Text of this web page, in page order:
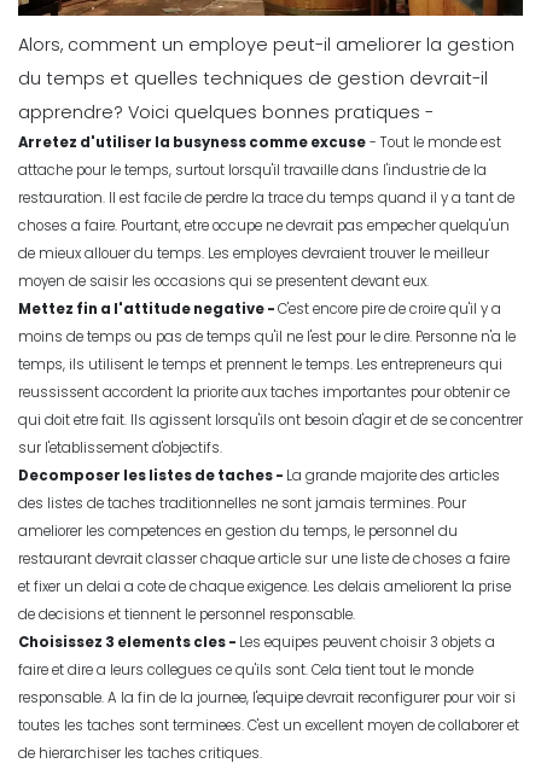
Alors, comment un employe peut-il ameliorer la gestion
du temps et quelles techniques de gestion devrait-il
apprendre? Voici quelques bonnes pratiques -
Arretez d'utiliser la busyness comme excuse- Tout le monde est
attache pour le temps, surtout lorsqu'il travaille dans l'industrie de la
restauration. Il est facile de perdre la trace du temps quand il y a tant de
choses a faire. Pourtant, etre occupe ne devrait pas empecher quelqu'un
de mieux allouer du temps. Les employes devraient trouver le meilleur
moyen de saisir les occasions qui se presentent devant eux.
Mettez fin a l'attitude negative -C'est encore pire de croire qu'il y a
moins de temps ou pas de temps qu'il ne l'est pour le dire. Personne n'a le
temps, ils utilisent le temps et prennent le temps. Les entrepreneurs qui
reussissent accordent la priorite aux taches importantes pour obtenir ce
qui doit etre fait. Ils agissent lorsqu'ils ont besoin d'agir et de se concentrer
sur l'etablissement d'objectifs.
Decomposer les listes de taches - La grande majorite des articles
des listes de taches traditionnelles ne sont jamais termines. Pour
ameliorer les competences en gestion du temps, le personnel du
restaurant devrait classer chaque article sur une liste de choses a faire
et fixer un delai a cote de chaque exigence. Les delais ameliorent la prise
de decisions et tiennent le personnel responsable.
Choisissez 3 elements cles - Les equipes peuvent choisir 3 objets a
faire et dire a leurs collegues ce qu'ils sont. Cela tient tout le monde
responsable. A la fin de la journee, l'equipe devrait reconfigurer pour voir si
toutes les taches sont terminees. C'est un excellent moyen de collaborer et
de hierarchiser les taches critiques.